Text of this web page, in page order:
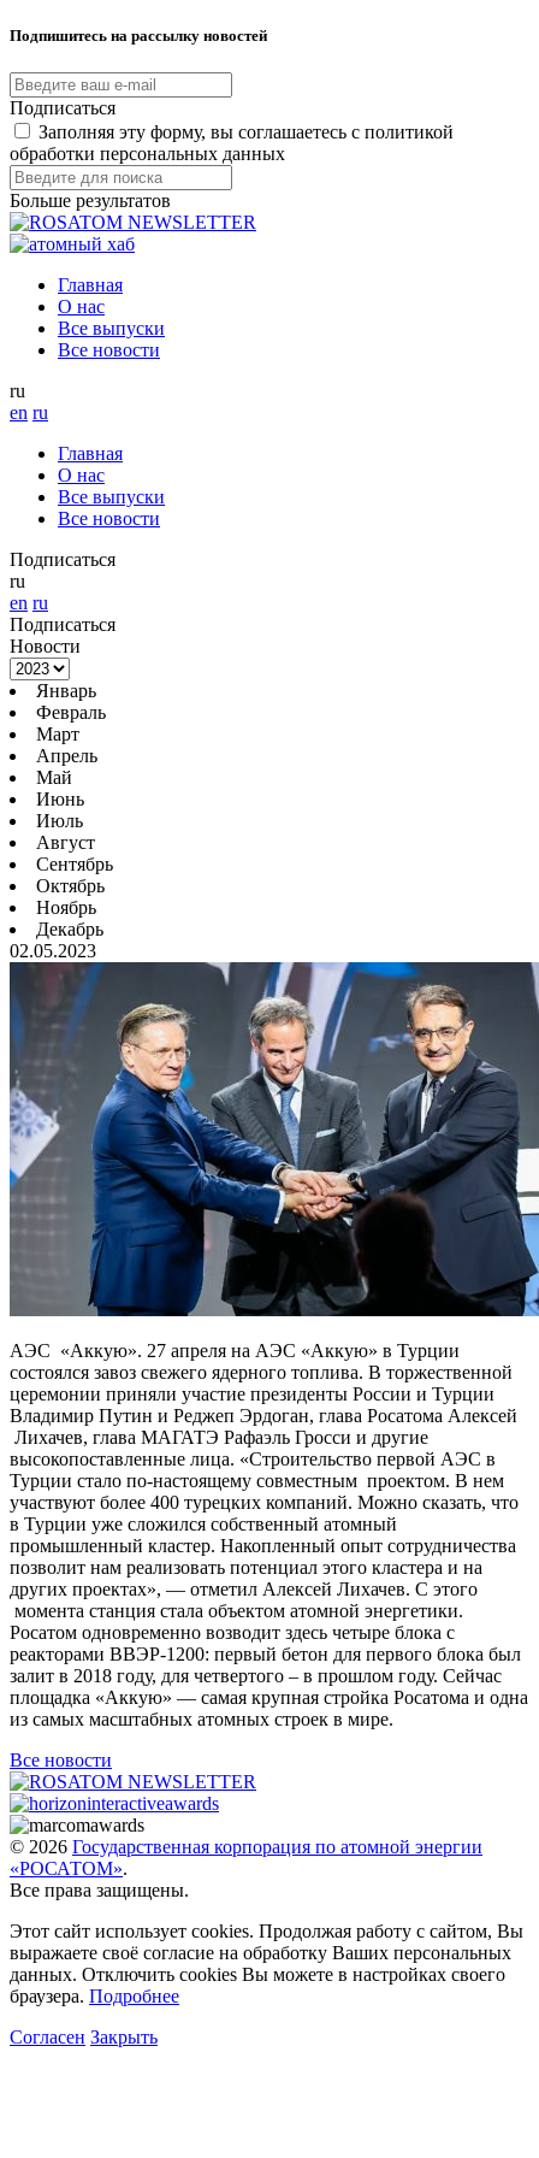
Подпишитесь на рассылку новостей
Подписаться
Заполняя эту форму, вы соглашаетесь с политикой
обработки персональных данных
Больше результатов
Главная
О нас
Все выпуски
Все новости
ru
en ru
Главная
О нас
Все выпуски
Все новости
Подписаться
ru
en ru
Подписаться
Новости
Январь
Февраль
Март
Апрель
Май
Июнь
Июль
Август
Сентябрь
Октябрь
Ноябрь
Декабрь
02.05.2023
АЭС «Аккую». 27 апреля на АЭС «Аккую» в Турции
состоялся завоз свежего ядерного топлива. В торжественной
церемонии приняли участие президенты России и Турции
Владимир Путин и Реджеп Эрдоган, глава Росатома Алексей
Лихачев, глава МАГАТЭ Рафаэль Гросси и другие
высокопоставленные лица. «Строительство первой АЭС в
Турции стало по-настоящему совместным проектом. В нем
участвуют более 400 турецких компаний. Можно сказать, что
в Турции уже сложился собственный атомный
промышленный кластер. Накопленный опыт сотрудничества
позволит нам реализовать потенциал этого кластера и на
других проектах», — отметил Алексей Лихачев. С этого
момента станция стала объектом атомной энергетики.
Росатом одновременно возводит здесь четыре блока с
реакторами ВВЭР-1200: первый бетон для первого блока был
залит в 2018 году, для четвертого – в прошлом году. Сейчас
площадка «Аккую» — самая крупная стройка Росатома и одна
из самых масштабных атомных строек в мире.
Все новости
© 2026 Государственная корпорация по атомной энергии
«РОСАТОМ».
Все права защищены.
Этот сайт использует cookies. Продолжая работу с сайтом, Вы
выражаете своё согласие на обработку Ваших персональных
данных. Отключить cookies Вы можете в настройках своего
браузера. Подробнее
Согласен Закрыть